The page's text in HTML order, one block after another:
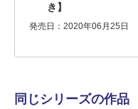
き】
発売日：2020年06月25日
同じシリーズの作品